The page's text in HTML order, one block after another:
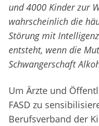
und 4000 Kinder zur
wahrscheinlich die
Störung mit
entsteht, wenn die
Schwangerschaft
Um Ärzte und
FASD zu
Berufsverband der